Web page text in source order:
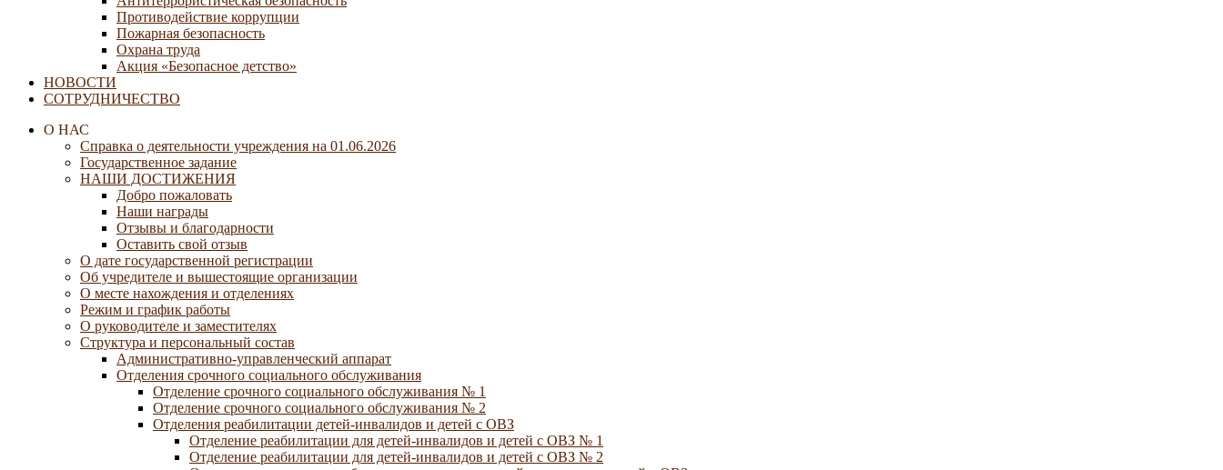
Противодействие коррупции
Пожарная безопасность
Охрана труда
Акция «Безопасное детство»
НОВОСТИ
СОТРУДНИЧЕСТВО
О НАС
Справка о деятельности учреждения на 01.06.2026
Государственное задание
НАШИ ДОСТИЖЕНИЯ
Добро пожаловать
Наши награды
Отзывы и благодарности
Оставить свой отзыв
О дате государственной регистрации
Об учредителе и вышестоящие организации
О месте нахождения и отделениях
Режим и график работы
О руководителе и заместителях
Структура и персональный состав
Административно-управленческий аппарат
Отделения срочного социального обслуживания
Отделение срочного социального обслуживания № 1
Отделение срочного социального обслуживания № 2
Отделения реабилитации детей-инвалидов и детей с ОВЗ
Отделение реабилитации для детей-инвалидов и детей с ОВЗ № 1
Отделение реабилитации для детей-инвалидов и детей с ОВЗ № 2